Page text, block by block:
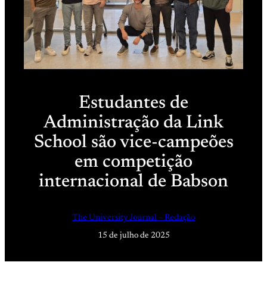
Estudantes de
Administração da Link
School são vice-campeões
em competição
internacional de Babson
The University Journal – Redação
15 de julho de 2025